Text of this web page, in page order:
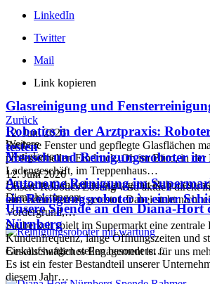
LinkedIn
Twitter
Mail
Link kopieren
Zurück
Weitere
Neuigkeiten
Glasreinigung und
12. Juni 2026
Saubere Fenster und gepflegte Glasflächen
professionellen Eindruck. Ob im Büro, in der
Ladengeschäft, im Treppenhaus…
Robotics in der Arztpraxis:
testen
12. Juni 2026
Unsere Robotics Lösung wird aktuell direkt
laufenden Betrieb getestet. Dabei steht nicht
Vordergrund,…
Mensch und Reinigungsroboter im
Effiziente Gebäudereinigung mit Rabotics
Dienstleistungen
Autonome Reinigung im
ein Reinigungsroboter in einer
Sauberkeit spielt im Supermarkt eine
Kundenfrequenz, lange Öffnungszeiten und
Einkaufswagen stellen besondere…
Unsere Spende an den Diana-Hort
Nürnberg
Gesellschaftliches Engagement ist für uns
Es ist ein fester Bestandteil unserer
diesem Jahr…